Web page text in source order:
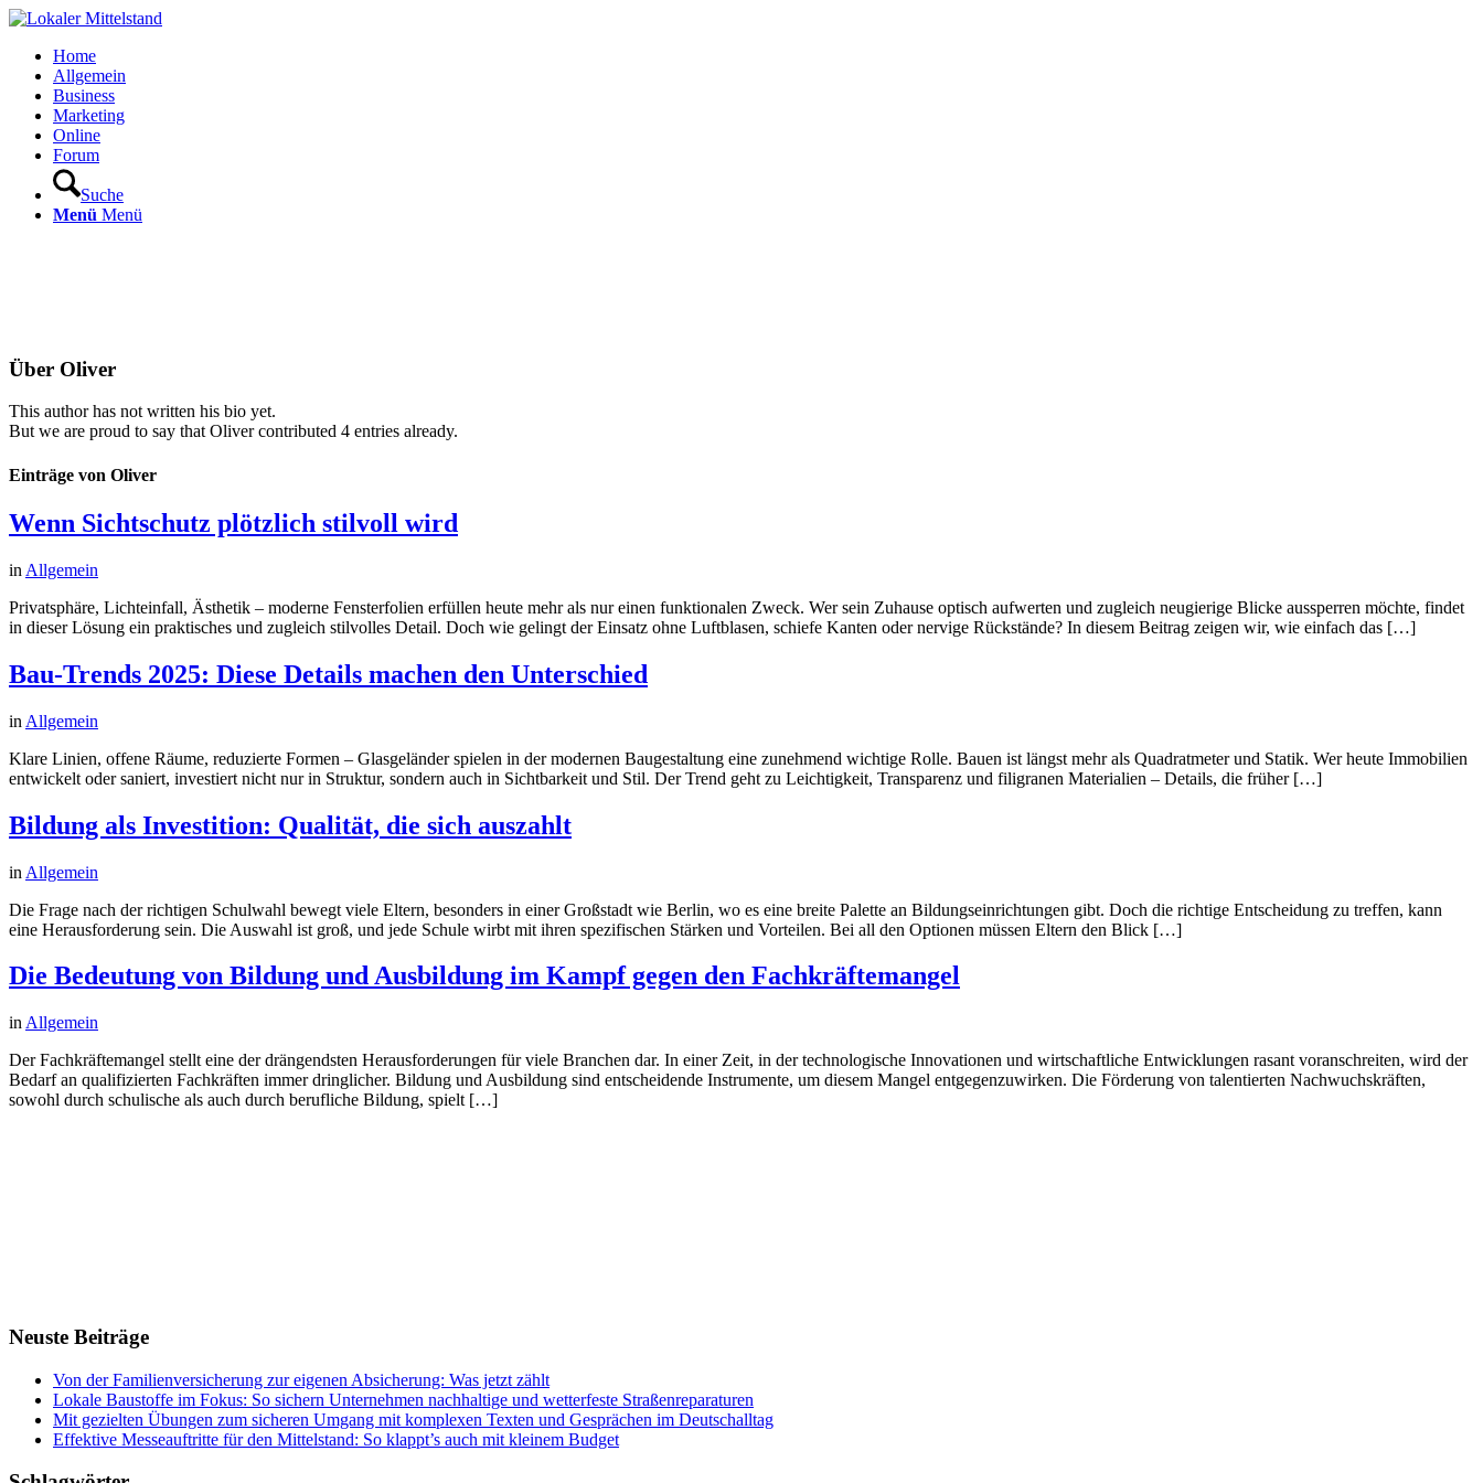
Home
Allgemein
Business
Marketing
Online
Forum
Suche
Menü Menü
Über Oliver
This author has not written his bio yet.
But we are proud to say thatOlivercontributed 4 entries already.
Einträge von Oliver
Wenn Sichtschutz plötzlich stilvoll wird
in Allgemein
Privatsphäre, Lichteinfall, Ästhetik – moderne Fensterfolien erfüllen heute mehr als nur einen funktionalen Zweck. Wer sein Zuhause optisch aufwerten und zugleich neugierige Blicke aussperren möchte, findet
in dieser Lösung ein praktisches und zugleich stilvolles Detail. Doch wie gelingt der Einsatz ohne Luftblasen, schiefe Kanten oder nervige Rückstände? In diesem Beitrag zeigen wir, wie einfach das […]
Bau-Trends 2025: Diese Details machen den Unterschied
in Allgemein
Klare Linien, offene Räume, reduzierte Formen – Glasgeländer spielen in der modernen Baugestaltung eine zunehmend wichtige Rolle. Bauen ist längst mehr als Quadratmeter und Statik. Wer heute Immobilien
entwickelt oder saniert, investiert nicht nur in Struktur, sondern auch in Sichtbarkeit und Stil. Der Trend geht zu Leichtigkeit, Transparenz und filigranen Materialien – Details, die früher […]
Bildung als Investition: Qualität, die sich auszahlt
in Allgemein
Die Frage nach der richtigen Schulwahl bewegt viele Eltern, besonders in einer Großstadt wie Berlin, wo es eine breite Palette an Bildungseinrichtungen gibt. Doch die richtige Entscheidung zu treffen, kann
eine Herausforderung sein. Die Auswahl ist groß, und jede Schule wirbt mit ihren spezifischen Stärken und Vorteilen. Bei all den Optionen müssen Eltern den Blick […]
Die Bedeutung von Bildung und Ausbildung im Kampf gegen den Fachkräftemangel
in Allgemein
Der Fachkräftemangel stellt eine der drängendsten Herausforderungen für viele Branchen dar. In einer Zeit, in der technologische Innovationen und wirtschaftliche Entwicklungen rasant voranschreiten, wird der
Bedarf an qualifizierten Fachkräften immer dringlicher. Bildung und Ausbildung sind entscheidende Instrumente, um diesem Mangel entgegenzuwirken. Die Förderung von talentierten Nachwuchskräften,
sowohl durch schulische als auch durch berufliche Bildung, spielt […]
Neuste Beiträge
Von der Familienversicherung zur eigenen Absicherung: Was jetzt zählt
Lokale Baustoffe im Fokus: So sichern Unternehmen nachhaltige und wetterfeste Straßenreparaturen
Mit gezielten Übungen zum sicheren Umgang mit komplexen Texten und Gesprächen im Deutschalltag
Effektive Messeauftritte für den Mittelstand: So klappt’s auch mit kleinem Budget